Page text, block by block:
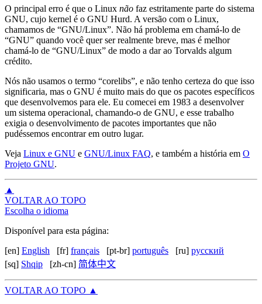
O principal erro é que o Linux não faz estritamente parte do sistema
GNU, cujo kernel é o GNU Hurd. A versão com o Linux,
chamamos de “GNU/Linux”. Não há problema em chamá-lo de
“GNU” quando você quer ser realmente breve, mas é melhor
chamá-lo de “GNU/Linux” de modo a dar ao Torvalds algum
crédito.
Nós não usamos o termo “corelibs”, e não tenho certeza do que isso
significaria, mas o GNU é muito mais do que os pacotes específicos
que desenvolvemos para ele. Eu comecei em 1983 a desenvolver
um sistema operacional, chamando-o de GNU, e esse trabalho
exigia o desenvolvimento de pacotes importantes que não
pudéssemos encontrar em outro lugar.
Veja Linux e GNU e GNU/Linux FAQ, e também a história em O
Projeto GNU.
▲
VOLTAR AO TOPO
Escolha o idioma
Disponível para esta página:
[en] English [fr] français [pt-br] português [ru] русский
[sq] Shqip [zh-cn] 简体中文
VOLTAR AO TOPO ▲